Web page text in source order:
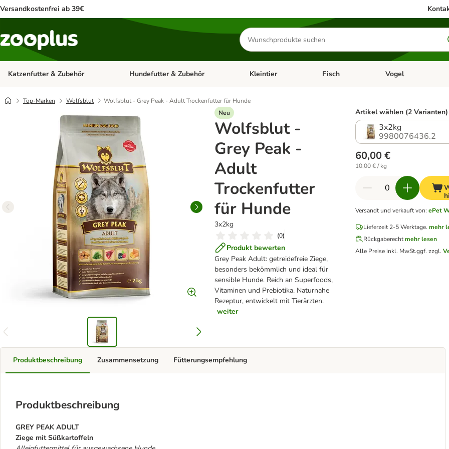
Versandkostenfrei ab 39€
Produkte
suchen
Katzenfutter & Zubehör Kategorie-Menü öffnen: Katzenfutter & Zubehör
Hundefutter & Zubehör Kategorie-Menü öffnen: Hundefutter & Zubehör
Kleintier Kategorie-Menü öffnen: Kleintier
Fisch Kategorie-Menü
Vogel
Top-Marken Wolfsblut
Wolfsblut - Grey Peak - Adult Trockenfutter für Hunde
Neu
Wolfsblut -
Grey Peak -
Adult
Trockenfutter
für Hunde
3x2kg
(0)
Produkt bewerten
Grey Peak Adult: getreidefreie Ziege,
besonders bekömmlich und ideal für
sensible Hunde. Reich an Superfoods,
Vitaminen und Prebiotika. Naturnahe
Rezeptur, entwickelt mit Tierärzten.
weiter
Artikel wählen (2 Varianten)
3x2kg
9980076436.2
60,00 €
10,00 € / kg
Versandt und verkauft von: ePet
Lieferzeit 2-5 Werktage. mehr
Rückgaberecht mehr lesen
Alle Preise inkl. MwSt.ggf. zzgl.
Produktbeschreibung
Produktbeschreibung
GREY PEAK ADULT
Ziege mit Süßkartoffeln
Zusammensetzung Fütterungsempfehlung